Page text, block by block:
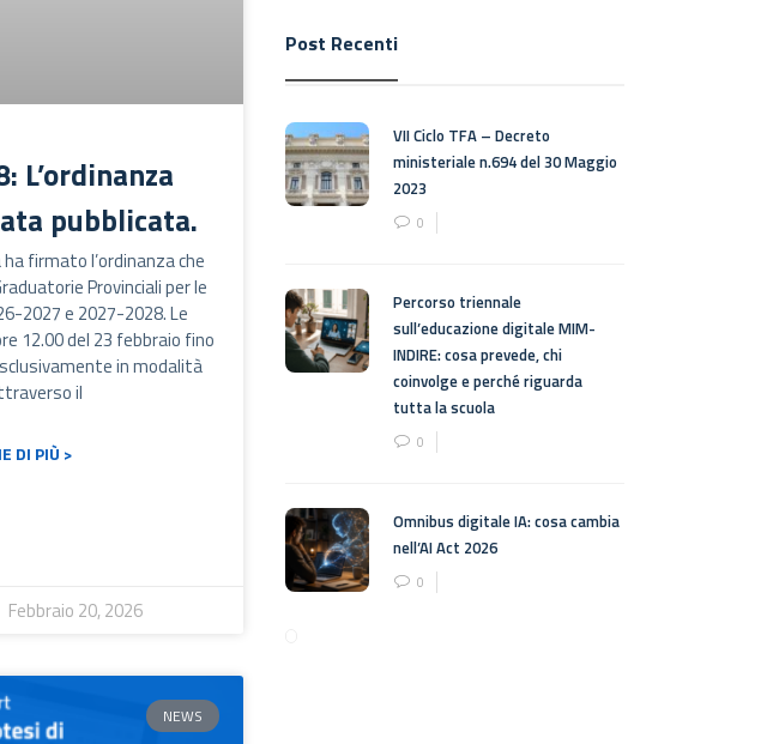
L’ordinanza
pubblicata.
firmato l’ordinanza che
Provinciali per le
2027 e 2027-2028. Le
12.00 del 23 febbraio fino
in modalità
il
DI PIÙ >
Febbraio 20, 2026
NEWS
Post Recenti
VII Ciclo TFA – Decreto
ministeriale n.694 del 30 Maggio
2023
0
Percorso triennale
sull’educazione digitale MIM-
INDIRE: cosa prevede, chi
coinvolge e perché riguarda
tutta la scuola
0
Omnibus digitale IA: cosa cambia
nell’AI Act 2026
0